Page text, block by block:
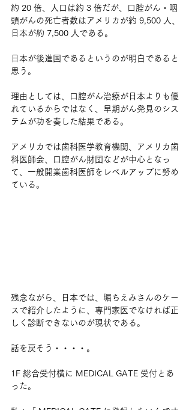
約 20 倍、人口は約 3 倍だが、口腔がん・咽
頭がんの死亡者数はアメリカが約 9,500 人、
日本が約 7,500 人である。
日本が後進国であるというのが明白であると
思う。
理由としては、口腔がん治療が日本よりも優
れているからではなく、早期がん発見のシス
テムが功を奏した結果である。
アメリカでは歯科医学教育機関、アメリカ歯
科医師会、口腔がん財団などが中心となっ
て、一般開業歯科医師をレベルアップに努め
ている。
残念ながら、日本では、堀ちえみさんのケー
スで紹介したように、専門家医でなければ正
しく診断できないのが現状である。
話を戻そう・・・・。
1F 総合受付横に MEDICAL GATE 受付とあ
った。